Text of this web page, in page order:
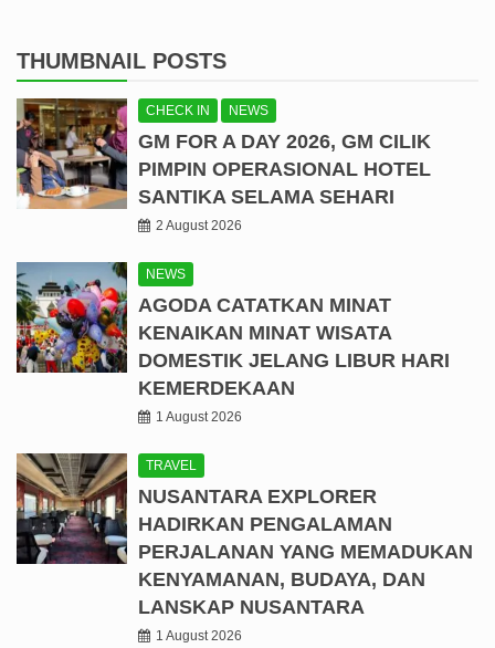
THUMBNAIL POSTS
CHECK IN NEWS
GM FOR A DAY 2026, GM CILIK
PIMPIN OPERASIONAL HOTEL
SANTIKA SELAMA SEHARI
2 August 2026
NEWS
AGODA CATATKAN MINAT
KENAIKAN MINAT WISATA
DOMESTIK JELANG LIBUR HARI
KEMERDEKAAN
1 August 2026
TRAVEL
NUSANTARA EXPLORER
HADIRKAN PENGALAMAN
PERJALANAN YANG MEMADUKAN
KENYAMANAN, BUDAYA, DAN
LANSKAP NUSANTARA
1 August 2026